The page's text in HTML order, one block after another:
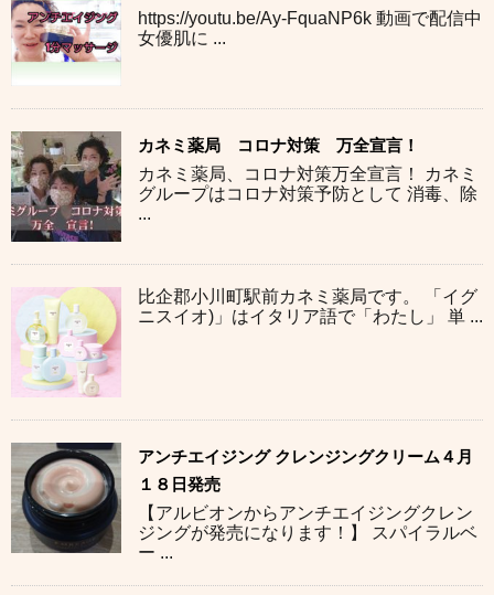
https://youtu.be/Ay-FquaNP6k 動画で配信中
女優肌に ...
カネミ薬局 コロナ対策 万全宣言！
カネミ薬局、コロナ対策万全宣言！ カネミ
グループはコロナ対策予防として 消毒、除
...
比企郡小川町駅前カネミ薬局です。 「イグ
ニスイオ)」はイタリア語で「わたし」 単 ...
アンチエイジング クレンジングクリーム４月
１８日発売
【アルビオンからアンチエイジングクレン
ジングが発売になります！】 スパイラルベ
ー ...